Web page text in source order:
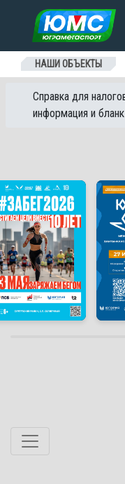
Перейти к
НАШИ ОБЪЕКТЫ
Справка для
информация и бланк
Перейти к содержанию